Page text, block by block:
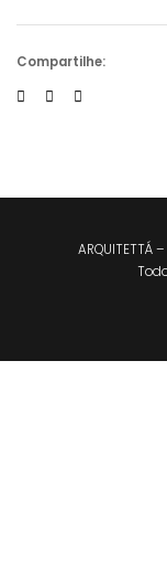
Compartilhe:
ARQUITETTÁ